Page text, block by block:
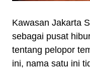
Kawasan Jakarta
sebagai pusat
tentang pelopor
ini, nama satu ini